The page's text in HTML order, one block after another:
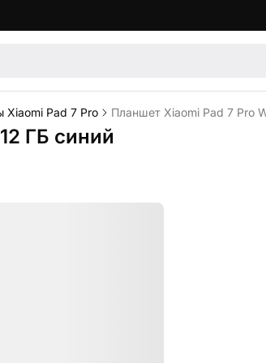
Xiaomi Pad 7 Pro Планшет Xiaomi Pad 7 Pro
ГБ синий